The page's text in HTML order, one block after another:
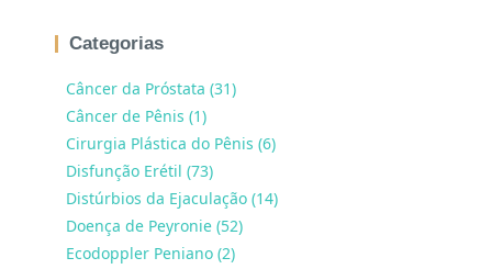
Categorias
Câncer da Próstata (31)
Câncer de Pênis (1)
Cirurgia Plástica do Pênis (6)
Disfunção Erétil (73)
Distúrbios da Ejaculação (14)
Doença de Peyronie (52)
Ecodoppler Peniano (2)